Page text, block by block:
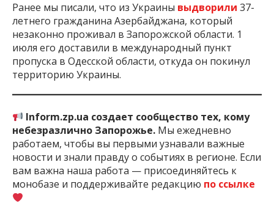
Ранее мы писали, что из Украины выдворили 37-
летнего гражданина Азербайджана, который
незаконно проживал в Запорожской области. 1
июля его доставили в международный пункт
пропуска в Одесской области, откуда он покинул
территорию Украины.
Inform.zp.ua создает сообщество тех, кому
небезразлично Запорожье. Мы ежедневно
работаем, чтобы вы первыми узнавали важные
новости и знали правду о событиях в регионе. Если
вам важна наша работа — присоединяйтесь к
монобазе и поддерживайте редакцию по ссылке